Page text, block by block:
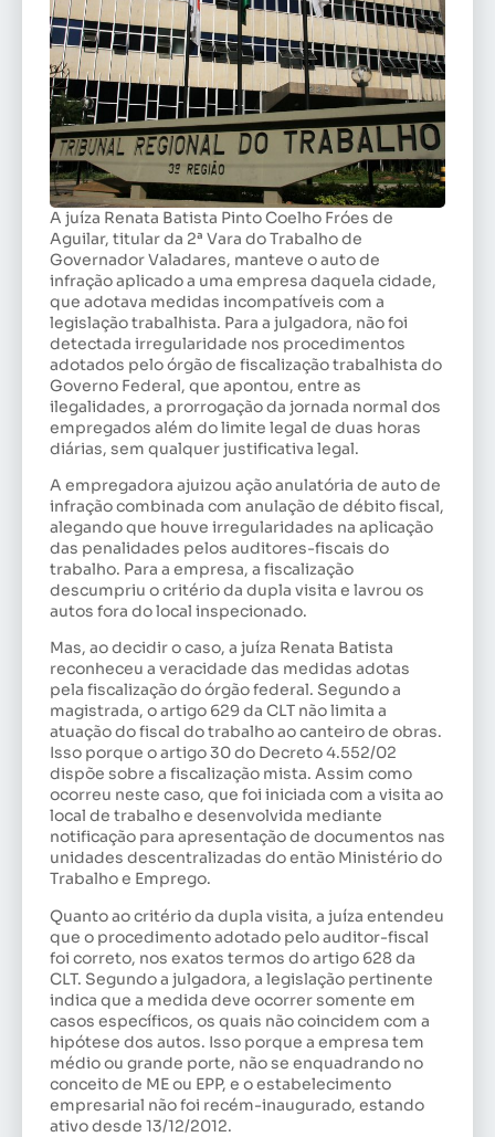
A juíza Renata Batista Pinto Coelho Fróes de
Aguilar, titular da 2ª Vara do Trabalho de
Governador Valadares, manteve o auto de
infração aplicado a uma empresa daquela cidade,
que adotava medidas incompatíveis com a
legislação trabalhista. Para a julgadora, não foi
detectada irregularidade nos procedimentos
adotados pelo órgão de fiscalização trabalhista do
Governo Federal, que apontou, entre as
ilegalidades, a prorrogação da jornada normal dos
empregados além do limite legal de duas horas
diárias, sem qualquer justificativa legal.
A empregadora ajuizou ação anulatória de auto de
infração combinada com anulação de débito fiscal,
alegando que houve irregularidades na aplicação
das penalidades pelos auditores-fiscais do
trabalho. Para a empresa, a fiscalização
descumpriu o critério da dupla visita e lavrou os
autos fora do local inspecionado.
Mas, ao decidir o caso, a juíza Renata Batista
reconheceu a veracidade das medidas adotas
pela fiscalização do órgão federal. Segundo a
magistrada, o artigo 629 da CLT não limita a
atuação do fiscal do trabalho ao canteiro de obras.
Isso porque o artigo 30 do Decreto 4.552/02
dispõe sobre a fiscalização mista. Assim como
ocorreu neste caso, que foi iniciada com a visita ao
local de trabalho e desenvolvida mediante
notificação para apresentação de documentos nas
unidades descentralizadas do então Ministério do
Trabalho e Emprego.
Quanto ao critério da dupla visita, a juíza entendeu
que o procedimento adotado pelo auditor-fiscal
foi correto, nos exatos termos do artigo 628 da
CLT. Segundo a julgadora, a legislação pertinente
indica que a medida deve ocorrer somente em
casos específicos, os quais não coincidem com a
hipótese dos autos. Isso porque a empresa tem
médio ou grande porte, não se enquadrando no
conceito de ME ou EPP, e o estabelecimento
empresarial não foi recém-inaugurado, estando
ativo desde 13/12/2012.